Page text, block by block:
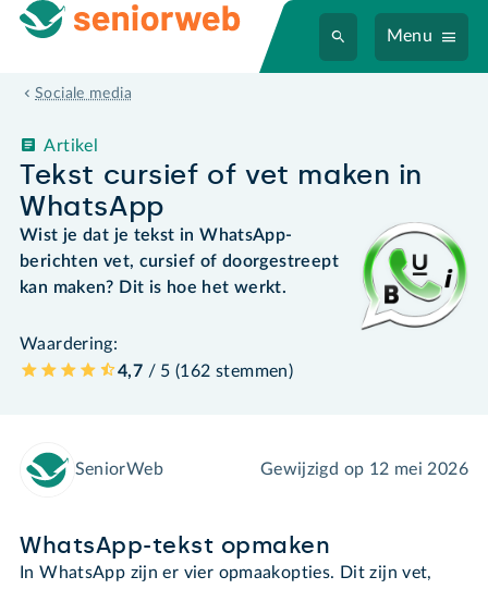
Menu
Sociale media
Tekst cursief of vet maken in
WhatsApp
Artikel
Wist je dat je tekst in WhatsApp-
berichten vet, cursief of doorgestreept
kan maken? Dit is hoe het werkt.
Waardering:
4,7 / 5 (162 stemmen)
SeniorWeb Gewijzigd op 12 mei 2026
WhatsApp-tekst opmaken
In WhatsApp zijn er vier opmaakopties. Dit zijn vet,